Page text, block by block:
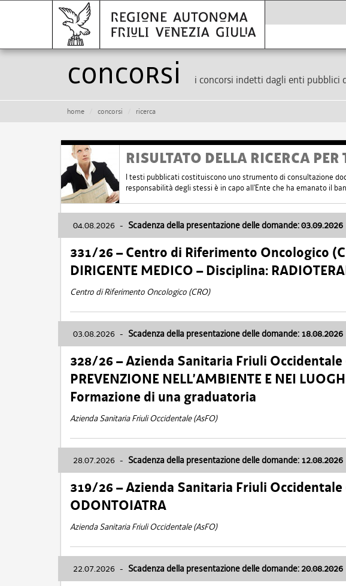
Concorsi i concorsi indetti dagli enti pubblici
home concorsi ricerca
RISULTATO DELLA RICERCA
I testi pubblicati costituiscono uno strumento di consultazione
responsabilità degli stessi è in capo all'Ente che ha emanato il
04.08.2026 - Scadenza della presentazione delle domande: 03.09.2026
331/26 – Centro di Riferimento Oncologico
DIRIGENTE MEDICO – Disciplina:
Centro di Riferimento Oncologico (CRO)
03.08.2026 - Scadenza della presentazione delle domande: 18.08.2026
328/26 – Azienda Sanitaria Friuli Occidentale
PREVENZIONE NELL’AMBIENTE E NEI
Formazione di una graduatoria
Azienda Sanitaria Friuli Occidentale (AsFO)
28.07.2026 - Scadenza della presentazione delle domande: 12.08.2026
319/26 – Azienda Sanitaria Friuli Occidentale
ODONTOIATRA
Azienda Sanitaria Friuli Occidentale (AsFO)
22.07.2026 - Scadenza della presentazione delle domande: 20.08.2026